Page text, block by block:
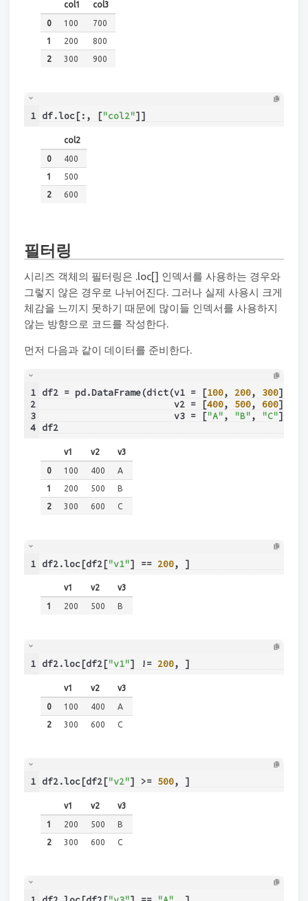
col1 col3
0 100
700
1
200
800
2
300 900
1 df.loc[:, ["col2"]]
col2
0
400
1
500
2
600
필터링
시리즈 객체의 필터링은 .loc[] 인덱서를 사용하는 경우와
그렇지 않은 경우로 나뉘어진다. 그러나 실제 사용시 크게
체감을 느끼지 못하기 때문에 많이들 인덱서를 사용하지
않는 방향으로 코드를 작성한다.
먼저 다음과 같이 데이터를 준비한다.
1
2
3
4
df2 = pd.DataFrame(dict(v1 = [100, 200, 300],
                        v2 = [
400, 500, 600],
                        v3 = [
"A", "B", "C"]))
df2
v1 v2 v3
0 100 400
A
1
200 500
B
2
300 600 C
1 df2.loc[df2["v1"] == 200, ]
v1 v2 v3
1 200 500 B
1 df2.loc[df2["v1"] != 200, ]
v1 v2 v3
0 100 400
A
2
300 600 C
1 df2.loc[df2["v2"] >= 500, ]
v1 v2 v3
1 200 500
B
2
300 600 C